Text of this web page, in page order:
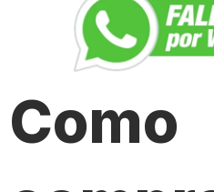
Como